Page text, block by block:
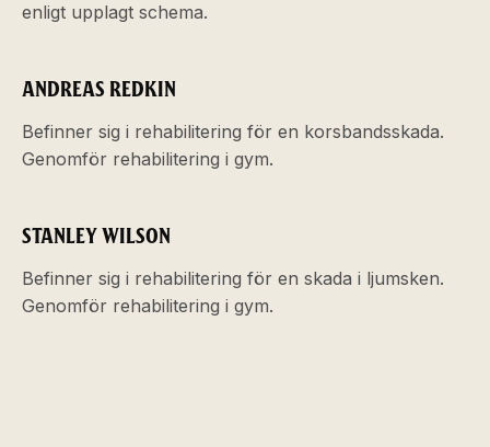
enligt upplagt schema.
ANDREAS REDKIN
Befinner sig i rehabilitering för en korsbandsskada.
Genomför rehabilitering i gym.
STANLEY WILSON
Befinner sig i rehabilitering för en skada i ljumsken.
Genomför rehabilitering i gym.